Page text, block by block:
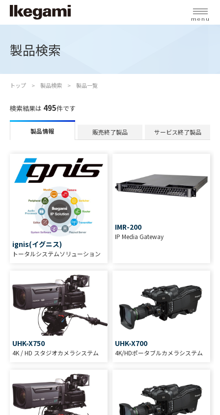
menu
製品検索
トップ 製品検索 製品一覧
検索結果は 495件です
製品情報 販売終了製品 サービス終了製品
ignis(イグニス)
トータルシステムソリューション
IMR-200
IP Media Gateway
UHK-X750
4K / HD スタジオカメラシステム
UHK-X700
4K/HDポータブルカメラシステム